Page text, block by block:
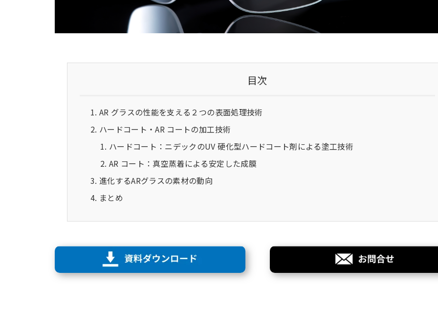
目次
AR グラスの性能を支える２つの表面処理技術
ハードコート・AR コートの加工技術
ハードコート：ニデックのUV 硬化型ハードコート剤による塗工技術
AR コート：真空蒸着による安定した成膜
進化するARグラスの素材の動向
まとめ